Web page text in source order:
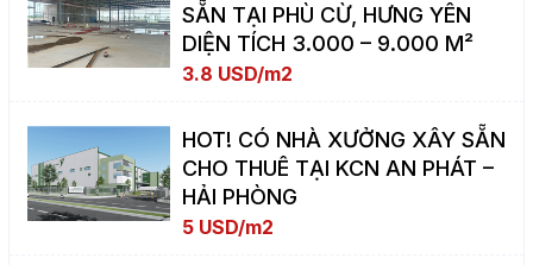
SẴN TẠI PHÙ CỪ, HƯNG YÊN
DIỆN TÍCH 3.000 – 9.000 M²
3.8 USD/m2
HOT! CÓ NHÀ XƯỞNG XÂY SẴN
CHO THUÊ TẠI KCN AN PHÁT –
HẢI PHÒNG
5 USD/m2